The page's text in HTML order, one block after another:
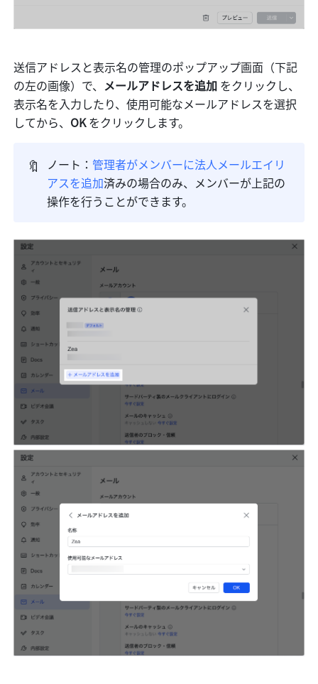
送信アドレスと表示名の管理のポップアップ画面（下記
の左の画像）で、 メールアドレスを追加 をクリックし、
表示名を入力したり、使用可能なメールアドレスを選択
してから、 OK をクリックします。
🔖 ノート： 管理者がメンバーに法人メールエイリ
アスを追加済みの場合のみ、メンバーが上記の
操作を行うことができます。